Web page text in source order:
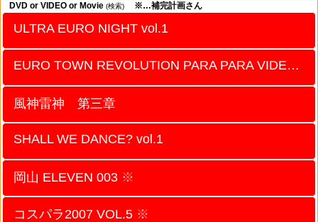
DVD or VIDEO or Movie (検索) ※…補完計画さん
ULTRA EURO NIGHT vol.1
EURO TOWN REVOLUTION PARA PARA VIDEO vol.5
風神雷神 第三章
SHALL WE DANCE? vol.1
岡山 ELEVEN 003 ※
コスパラ2007 VOL.5 ※